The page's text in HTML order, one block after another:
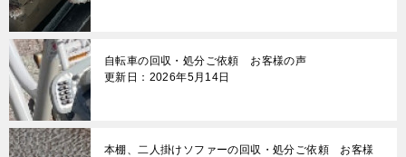
自転車の回収・処分ご依頼 お客様の声
更新日：2026年5月14日
本棚、二人掛けソファーの回収・処分ご依頼 お客様